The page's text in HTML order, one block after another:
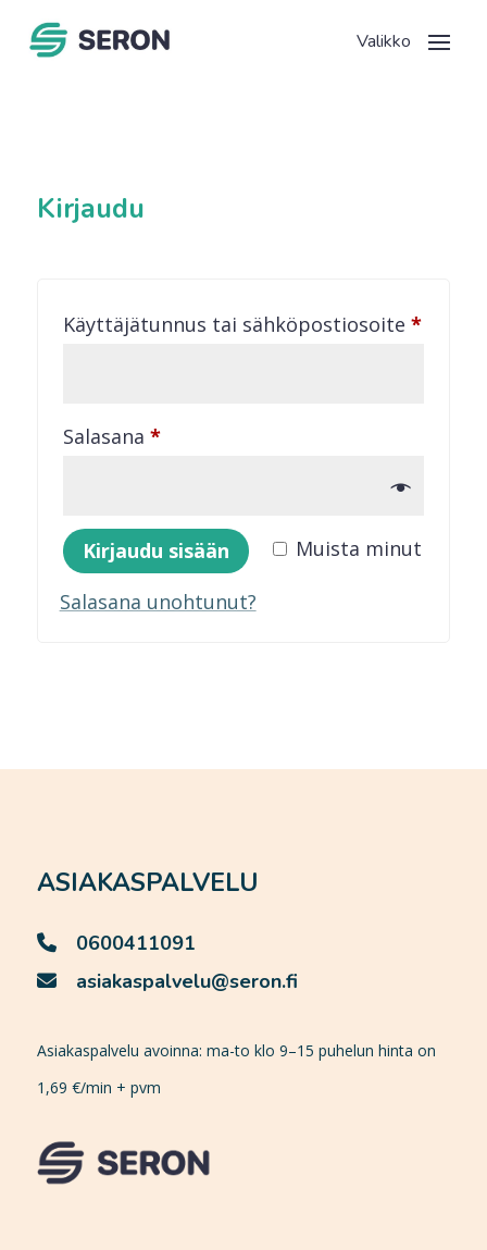
Kirjaudu
Käyttäjätunnus tai sähköpostiosoite *
Salasana *Vaaditaan
Muista minut
Kirjaudu sisään
Salasana unohtunut?
ASIAKASPALVELU
0600411091
asiakaspalvelu@seron.fi
Asiakaspalvelu avoinna: ma-to klo 9–15 puhelun hinta on
1,69 €/min + pvm